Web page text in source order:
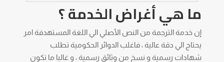
ما هي أغراض الخدمة ؟
إن خدمة الترجمة من النص الأصلي الي اللغة المستهدفة امر
يحتاج الي دقة عالية ، فاغلب الدوائر الحكومية تطلب
شهادات رسمية و نسخ من وثائق رسمية ، و غالبا ما تكون